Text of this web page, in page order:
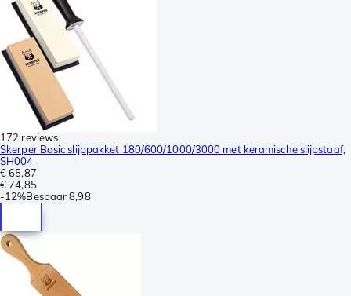
172 reviews
Skerper Basic slijppakket 180/600/1000/3000 met keramische slijpstaaf,
SH004
€ 65,87
€ 74,85
-12%Bespaar 8,98